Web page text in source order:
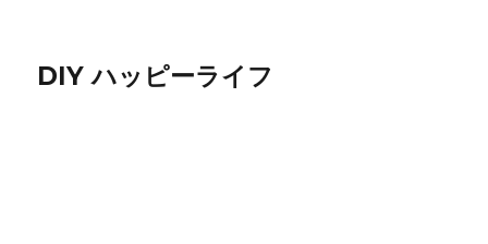
DIY ハッピーライフ